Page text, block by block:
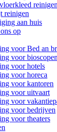
reinigen
reinigen
aan huis
op
voor Bed an
voor bioscopen
voor hotels
voor horeca
voor kantoren
voor uitvaart
voor
voor bedrijven
voor theaters